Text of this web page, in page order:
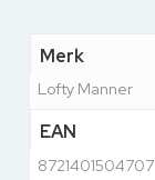
Merk
Lofty Manner
EAN
8721401504707